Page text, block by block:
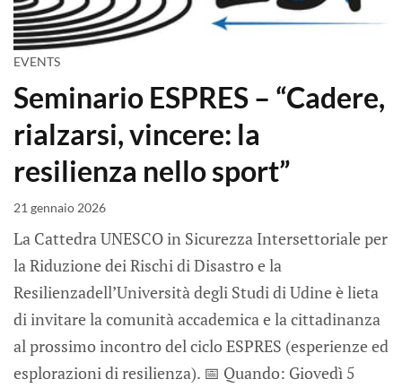
EVENTS
Seminario ESPRES – “Cadere,
rialzarsi, vincere: la
resilienza nello sport”
21 gennaio 2026
La Cattedra UNESCO in Sicurezza Intersettoriale per
la Riduzione dei Rischi di Disastro e la
Resilienzadell’Università degli Studi di Udine è lieta
di invitare la comunità accademica e la cittadinanza
al prossimo incontro del ciclo ESPRES (esperienze ed
esplorazioni di resilienza). 📅 Quando: Giovedì 5